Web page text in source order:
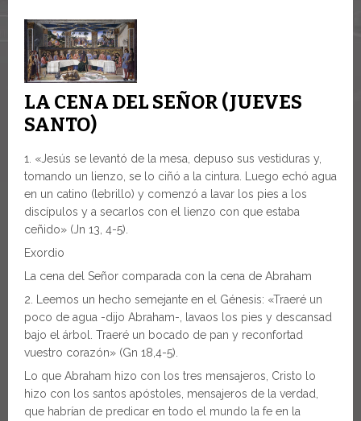
LA CENA DEL SEÑOR (JUEVES
SANTO)
1. «Jesús se levantó de la mesa, depuso sus vestiduras y,
tomando un lienzo, se lo ciñó a la cintura. Luego echó agua
en un catino (lebrillo) y comenzó a lavar los pies a los
discípulos y a secarlos con el lienzo con que estaba
ceñido» (Jn 13, 4-5).
Exordio
La cena del Señor comparada con la cena de Abraham
2. Leemos un hecho semejante en el Génesis: «Traeré un
poco de agua -dijo Abraham-, lavaos los pies y descansad
bajo el árbol. Traeré un bocado de pan y reconfortad
vuestro corazón» (Gn 18,4-5).
Lo que Abraham hizo con los tres mensajeros, Cristo lo
hizo con los santos apóstoles, mensajeros de la verdad,
que habrían de predicar en todo el mundo la fe en la